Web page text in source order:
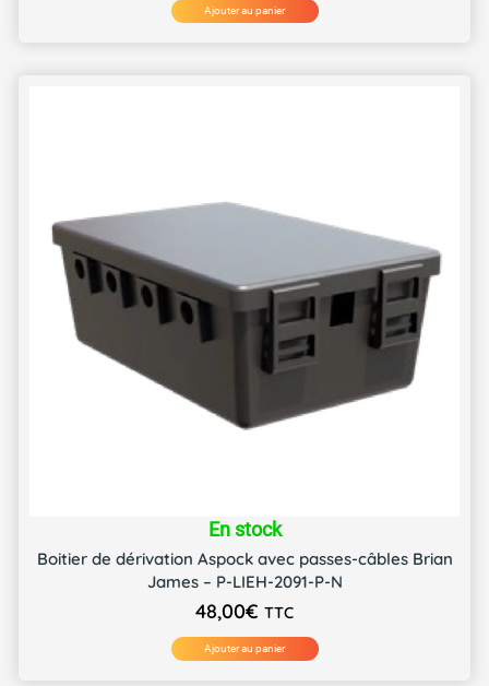
Ajouter au panier
En stock
Boitier de dérivation Aspock avec passes-câbles Brian
James – P-LIEH-2091-P-N
48,00€ TTC
Ajouter au panier